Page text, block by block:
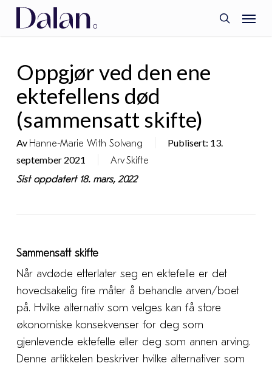
Skip
search
Menu
Oppgjør ved den ene
ektefellens død
(sammensatt skifte)
Av Hanne-Marie With Solvang
Publisert: 13.
september 2021
ArvSkifte
Sist oppdatert 18. mars, 2022
Sammensatt skifte
Når avdøde etterlater seg en ektefelle er det
hovedsakelig fire måter å behandle arven/boet
på. Hvilke alternativ som velges kan få store
økonomiske konsekvenser for deg som
gjenlevende ektefelle eller deg som annen arving.
Denne artikkelen beskriver hvilke alternativer som